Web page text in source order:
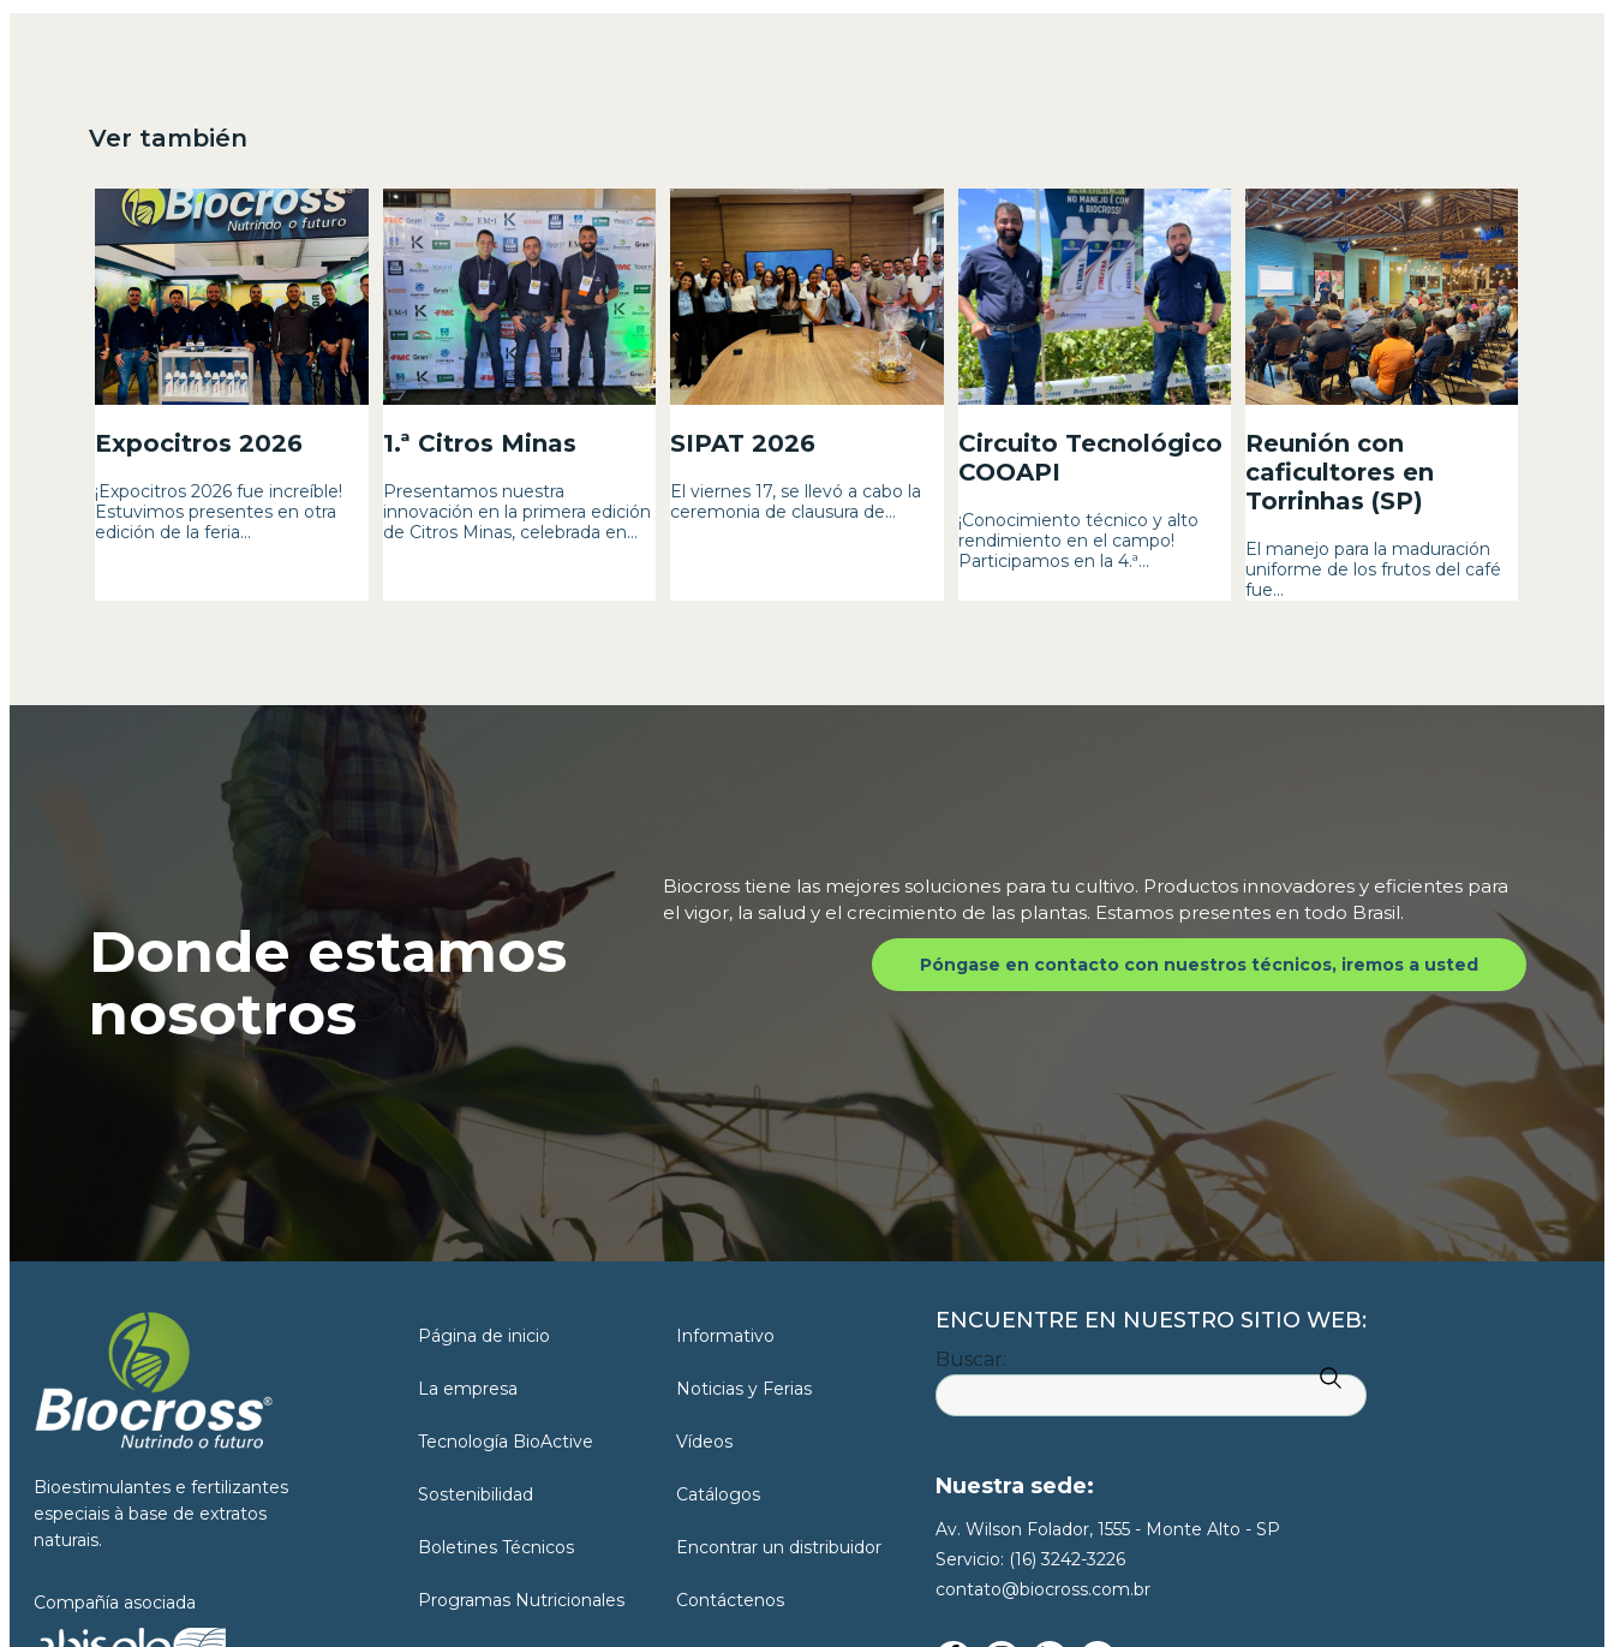
Ver también
Expocitros 2026
¡Expocitros 2026 fue increíble!
Estuvimos presentes en otra
edición de la feria...
1.ª Citros Minas
Presentamos nuestra
innovación en la primera edición
de Citros Minas, celebrada en...
SIPAT 2026
El viernes 17, se llevó a cabo la
ceremonia de clausura de...
Circuito Tecnológico
COOAPI
¡Conocimiento técnico y alto
rendimiento en el campo!
Participamos en la 4.ª...
Reunión con
caficultores en
Torrinhas (SP)
El manejo para la maduración
uniforme de los frutos del café
fue...
Donde estamos
nosotros
Biocross tiene las mejores soluciones para tu cultivo. Productos innovadores y eficientes para
el vigor, la salud y el crecimiento de las plantas. Estamos presentes en todo Brasil.
Póngase en contacto con nuestros técnicos, iremos a usted
Bioestimulantes e fertilizantes
especiais à base de extratos
naturais.
Compañía asociada
Página de inicio
La empresa
Tecnología BioActive
Sostenibilidad
Boletines Técnicos
Programas Nutricionales
Informativo
Noticias y Ferias
Vídeos
Catálogos
Encontrar un distribuidor
Contáctenos
ENCUENTRE EN NUESTRO SITIO WEB:
Buscar:
Nuestra sede:
Av. Wilson Folador, 1555 - Monte Alto - SP
Servicio: (16) 3242-3226
contato@biocross.com.br